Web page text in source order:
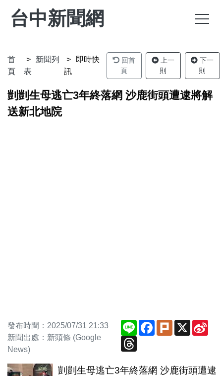
台中新聞網
首
頁
新聞列
表
即時快
訊
回首
頁
上一
則
下一
則
剴剴生母逃亡3年終落網 沙鹿街頭遭逮將解
送新北地院
發布時間：2025/07/31 21:33
新聞出處：新頭條 (Google
News)
Line Facebook
Plurk X
剴剴生母逃亡3年終落網 沙鹿街頭遭逮